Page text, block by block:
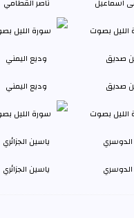
اسماعيل ناصر القطامي
صديق وديع اليمني
الدوسري ياسين الجزائري